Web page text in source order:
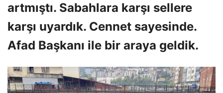
artmıştı. Sabahlara karşı sellere
karşı uyardık. Cennet sayesinde.
Afad Başkanı ile bir araya geldik.